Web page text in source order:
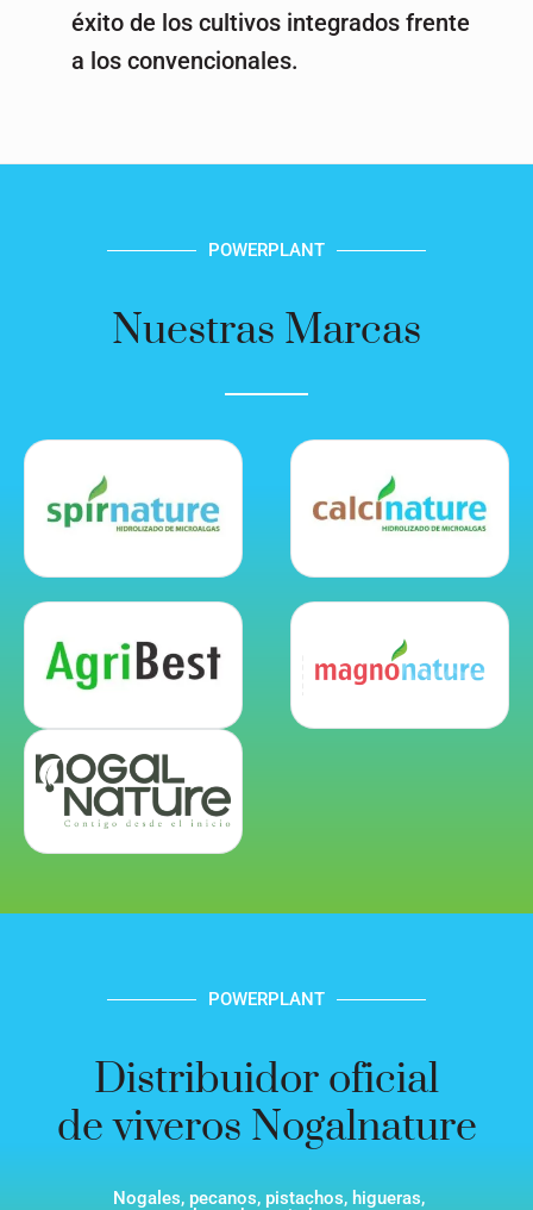
éxito de los cultivos integrados frente
a los convencionales.
POWERPLANT
Nuestras Marcas
POWERPLANT
Distribuidor oficial
de viveros Nogalnature
Nogales, pecanos, pistachos, higueras,